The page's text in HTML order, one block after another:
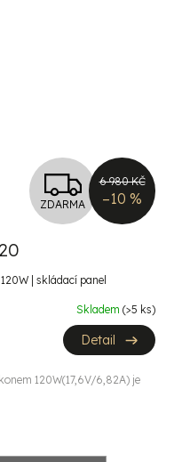
Z
D
R
M
A
ZDARMA
6 980 KČ
–10 %
| skládací panel
Skladem (>5 ks)
Detail
120W(17,6V/6,82A) je